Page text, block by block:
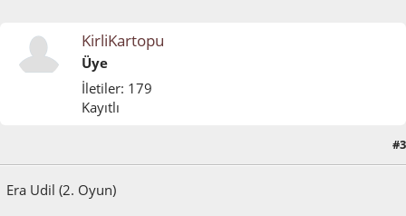
KirliKartopu
Üye
İletiler: 179
Kayıtlı
#3
Era Udil (2. Oyun)